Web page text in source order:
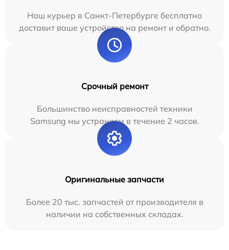
Наш курьер в Санкт-Петербурге бесплатно
доставит ваше устройство на ремонт и обратно.
Срочный ремонт
Большинство неисправностей техники
Samsung мы устраняем в течение 2 часов.
Оригинальные запчасти
Более 20 тыс. запчастей от производителя в
наличии на собственных складах.